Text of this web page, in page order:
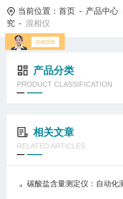
当前位置：首页 - 产品中心
究 -混相仪
产品分类
PRODUCT CLASSIFICATION
相关文章
RELATED ARTICLES
碳酸盐含量测定仪：自动化